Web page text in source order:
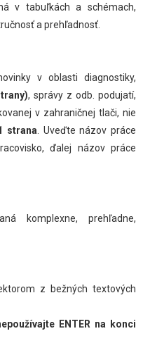
v tabuľkách a schémach,
a prehľadnosť.
v oblasti diagnostiky,
, správy z odb. podujatí,
v zahraničnej tlači, nie
strana . Uveďte názov práce
ďalej názov práce
komplexne, prehľadne,
z bežných textových
ENTER na konci